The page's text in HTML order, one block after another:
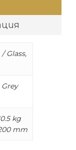
Glass,
kg
mm